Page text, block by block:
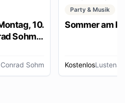
10.
Sohm
Sohm
Party & Musik
Sommer am
KostenlosLustenau